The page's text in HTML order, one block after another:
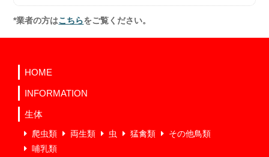
*業者の方はこちらをご覧ください。
HOME
INFORMATION
生体
爬虫類 両生類 虫 猛禽類
その他鳥類
哺乳類